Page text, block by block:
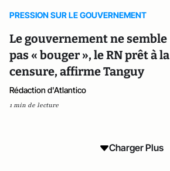
PRESSION SUR LE GOUVERNEMENT
Le gouvernement ne semble
pas « bouger », le RN prêt à la
censure, affirme Tanguy
Rédaction d'Atlantico
1 min de lecture
Charger Plus